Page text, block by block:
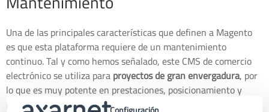
Una de las principales características que definen a Magento
es que esta plataforma requiere de un mantenimiento
continuo. Tal y como hemos señalado, este CMS de comercio
electrónico se utiliza paraproyectos de gran envergadura, por
lo que es muy potente en prestaciones, posicionamiento y
posibilidades. Claro que esto también requiere de un